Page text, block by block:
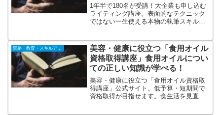
1年半で180名が受講！大企業も申し込む
ライティング講座。表面的なテクニック
ではない一生使える本物の執筆スキルを
になるには書くための「思考力」こそが
必要である。そんな想いからカリキュラ
ムをゼロから2年かけて立ち上げました。
資格・教育・スキルアップ
美容・健康に役立つ「食用オイル
資格取得講座」食用オイルについ
ての正しい知識が学べる！
美容・健康に役立つ「食用オイル資格取
得講座」公式サイト。低予算・短期間で
資格取得が目指せます。食生活を見直す